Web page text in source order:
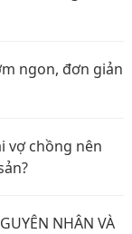
ngon, đơn giản
vợ chồng nên
NHÂN VÀ